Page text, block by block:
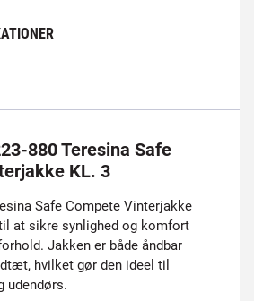
880 Teresina Safe
KL. 3
Safe Compete Vinterjakke
at sikre synlighed og komfort
Jakken er både åndbar
hvilket gør den ideel til
udendørs.